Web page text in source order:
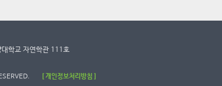
학교 자연학관 111호
[ 개인정보처리방침 ]